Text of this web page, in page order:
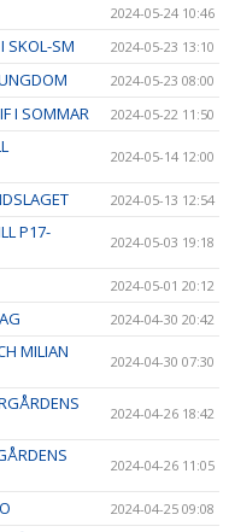
2024-05-24 10:46
SKOL-SM 2024-05-23 13:10
2024-05-23 08:00
I SOMMAR 2024-05-22 11:50
2024-05-14 12:00
2024-05-13 12:54
P17-
2024-05-03 19:18
2024-05-01 20:12
2024-04-30 20:42
MILIAN
2024-04-30 07:30
2024-04-26 18:42
2024-04-26 11:05
2024-04-25 09:08